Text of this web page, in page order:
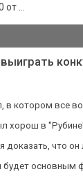
...
в котором все
хорош в
доказать, что он
будет основным